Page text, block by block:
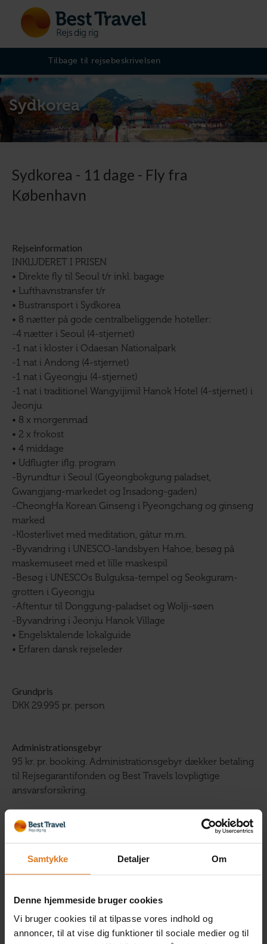
Samtykke Detaljer Om
Denne hjemmeside bruger cookies
Vi bruger cookies til at tilpasse vores indhold og
annoncer, til at vise dig funktioner til sociale medier og til
Tilbage til rejsebeskrivelsen
Sydkorea
Sydkorea - 11 dage - Fly fra
København
Rejseinformation
INKLUDERET I PRISEN
• Direkte fly til Seoul t/r inkl. bagage
• Lufthavnstransfer t/r
• Bustransport i Sydkorea
• 8 nætter på gode centralbeliggende hoteller:
-4 nætter i Seoul (4-stjernet)
-1 nat i kloster i Odaesan Nationalpark
-1 nat i Andong (4-stjernet)
-1 nat i Gyeongju (4-stjernet)
-1 nat i traditionel Wangyijimil Hanok Hotel (4-stjernet) i
Jeonju
• 8 x morgenmad
• 2 x frokost
• 4 middage
• Udflugter iflg. program
-Byrundtur i Seoul (Gyeongbokgung paladset,
Gwangjang-markedet og Insadong-gaden)
-CheongHa Korean Ginseng i Pyeongchang og ginseng
marked
-Klosterlivet med meditation, gåtur m.m.
-Byvandring i UNESCO-landsbyen Hahoe, besøg på
maskemuseet med et lille maskespil
-Besøg i UNESCOs Bulguksa-tempel og Seokguram-
grotten i Gyeongju
-Aftentur til Donggung-paladset og Wolji-søen
-Byvandring i Jeonju Hanok Village
• Engelsktalende lokalguide
• Erfaren dansk rejseleder
Grundpris
DKK 29.995 pr. person
Administrationsgebyr
95 kr. pr. booking. Administrationsgebyr dækker betaling
til Rejsegarantifonden og Best Travels lovpligtige
ansvarsforsikring.
Værelse
1 x Dobbeltværelse